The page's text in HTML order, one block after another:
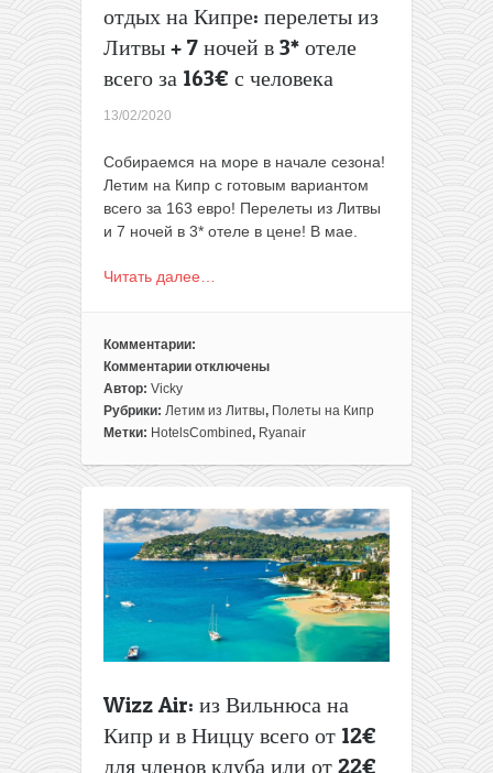
сторону
отдых на Кипре: перелеты из
Литвы + 7 ночей в 3* отеле
всего за 163€ с человека
13/02/2020
Собираемся на море в начале сезона!
Летим на Кипр с готовым вариантом
всего за 163 евро! Перелеты из Литвы
и 7 ночей в 3* отеле в цене! В мае.
Читать далее…
Комментарии:
Комментарии
к
записи
Начало
Готовый
на
Кипре:
перелеты
из
Литвы
в
3*
отеле
всего
отключены
Автор: Vicky
Рубрики: Летим из Литвы, Полеты на Кипр
Метки: HotelsCombined, Ryanair
Wizz Air: из Вильнюса на
Кипр и в Ниццу всего от 12€
для членов клуба или от 22€